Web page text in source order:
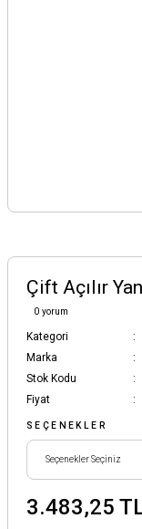
Çift Açılır
0 yorum
Kategori
Marka
Stok Kodu
Fiyat
SEÇENEKLER
3.483,25